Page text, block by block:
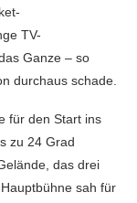
TV-
Ganze – so
durchaus schade.
für den Start ins
zu 24 Grad
das drei
sah für